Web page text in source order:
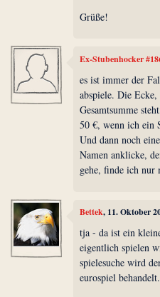
Grüße!
Ex-Stubenhocker
es ist immer der
abspiele. Die
Gesamtsumme
50 €, wenn ich ein
Und dann noch
Namen anklicke,
gehe, finde ich nur
Bettek, 11. Oktober
tja - da ist ein
eigentlich spielen
spielesuche wird
eurospiel behandelt.